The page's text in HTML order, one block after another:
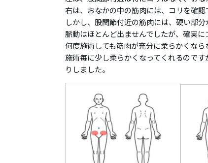
右は、おなかの中の筋肉には、コリを確認
しかし、股関節付近の筋肉には、硬い部
脈動はほとんど出ませんでしたが、確実
何度施術しても筋肉が充分に柔らかくなら
施術毎に少し柔らかくなってくれるので
りしました。